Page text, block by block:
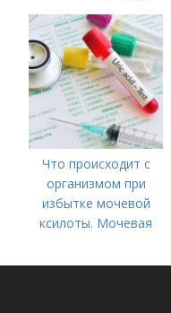
Что происходит с
организмом при
избытке мочевой
ксилоты. Мочевая
норма и отклонения